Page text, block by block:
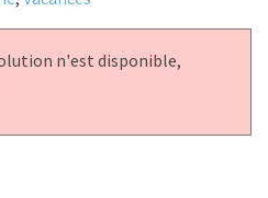
n'est disponible,